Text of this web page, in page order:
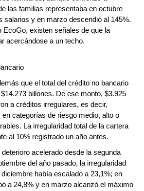
las familias representaba en octubre
salarios y en marzo descendió al 145%.
EcoGo, existen señales de que la
acercándose a un techo.
que el total del crédito no bancario
billones. De ese monto, $3.925
a créditos irregulares, es decir,
categorías de riesgo medio, alto o
La irregularidad total de la cartera
al 10% registrado un año antes.
deterioro acelerado desde la segunda
del año pasado, la irregularidad
había escalado a 23,1%; en
a 24,8% y en marzo alcanzó el máximo